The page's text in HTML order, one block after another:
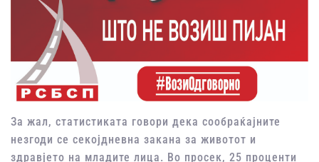
За жал, статистиката говори дека сообраќајните
незгоди се секојдневна закана за животот и
здравјето на младите лица. Во просек, 25 проценти